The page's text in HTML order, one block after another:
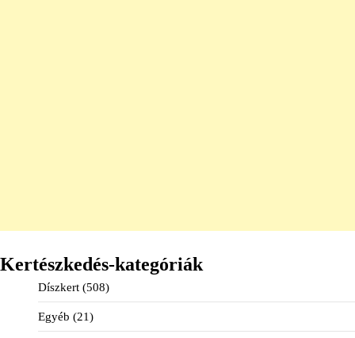
Kertészkedés-kategóriák
Díszkert (508)
Egyéb (21)